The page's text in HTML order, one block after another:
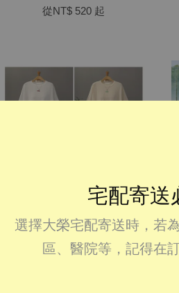
宅配寄送
選擇大榮宅配寄送時，若
區、醫院等，記得在
從NT$ 520 起
韓國預購：MONOCHIC韓國
製棉T-素面長袖上衣